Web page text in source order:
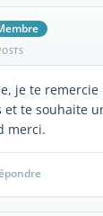
je te remercie
et te souhaite
merci.